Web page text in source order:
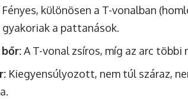
Fényes, különösen a T-vonalban
gyakoriak a pattanások.
A T-vonal zsíros, míg az arc többi
Kiegyensúlyozott, nem túl száraz,